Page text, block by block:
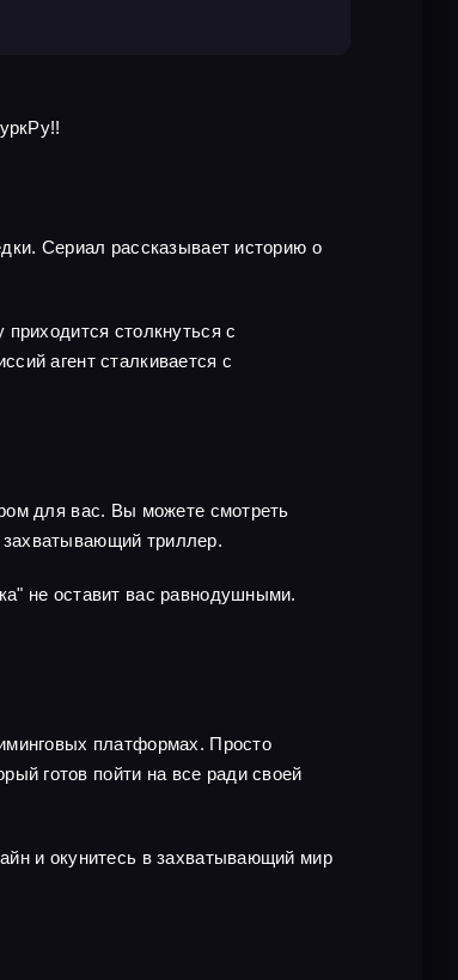
Сериал рассказывает историю о
столкнуться с
агент сталкивается с
для вас. Вы можете смотреть
захватывающий триллер.
не оставит вас равнодушными.
платформах. Просто
готов пойти на все ради своей
и окунитесь в захватывающий мир